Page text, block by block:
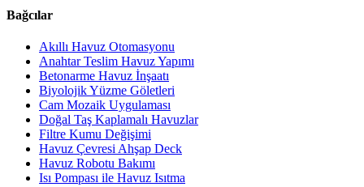
Bağcılar
Akıllı Havuz Otomasyonu
Anahtar Teslim Havuz Yapımı
Betonarme Havuz İnşaatı
Biyolojik Yüzme Göletleri
Cam Mozaik Uygulaması
Doğal Taş Kaplamalı Havuzlar
Filtre Kumu Değişimi
Havuz Çevresi Ahşap Deck
Havuz Robotu Bakımı
Isı Pompası ile Havuz Isıtma